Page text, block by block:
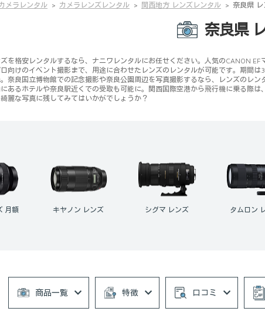
メラレンタル カメラレンズレンタル 関西地方 レンズレンタル 奈良県
奈良県
を格安レンタルするなら、ナニワレンタルにお任せください。人気のCANON
向けのイベント撮影まで、用途に合わせたレンズのレンタルが可能です。期間
奈良国立博物館での記念撮影や奈良公園周辺を写真撮影するなら、レンズのレ
あるホテルや奈良駅近くでの受取も可能に。関西国際空港から飛行機に乗る際
麗な写真に残してみてはいかがでしょうか？
ンズ シグマ レンズ タムロン レンズ ニコン レ
商品一覧 特徴 口コミ